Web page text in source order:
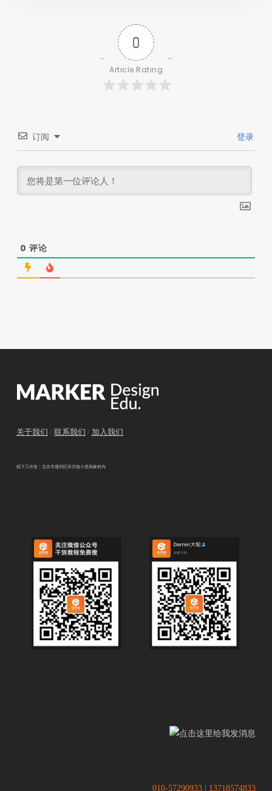
0
Article Rating
订阅 登录
0 评论
关于我们 / 联系我们 / 加入我们
线下工作室：北京市通州区宋庄镇小堡画家村内
010-57290933 | 13718574833